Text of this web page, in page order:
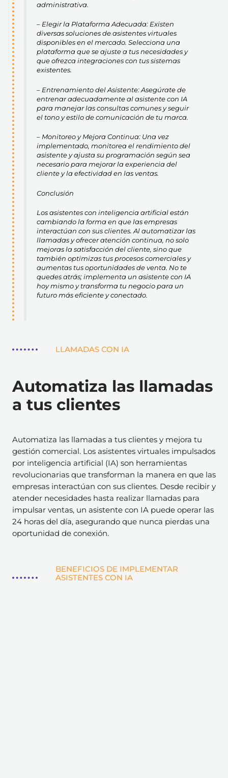
administrativa.
– Elegir la Plataforma Adecuada: Existen
diversas soluciones de asistentes virtuales
disponibles en el mercado. Selecciona una
plataforma que se ajuste a tus necesidades y
que ofrezca integraciones con tus sistemas
existentes.
– Entrenamiento del Asistente: Asegúrate de
entrenar adecuadamente al asistente con IA
para manejar las consultas comunes y seguir
el tono y estilo de comunicación de tu marca.
– Monitoreo y Mejora Continua: Una vez
implementado, monitorea el rendimiento del
asistente y ajusta su programación según sea
necesario para mejorar la experiencia del
cliente y la efectividad en las ventas.
Conclusión
Los asistentes con inteligencia artificial están
cambiando la forma en que las empresas
interactúan con sus clientes. Al automatizar las
llamadas y ofrecer atención continua, no solo
mejoras la satisfacción del cliente, sino que
también optimizas tus procesos comerciales y
aumentas tus oportunidades de venta. No te
quedes atrás; implementa un asistente con IA
hoy mismo y transforma tu negocio para un
futuro más eficiente y conectado.
LLAMADAS CON IA
Automatiza las llamadas
a tus clientes
Automatiza las llamadas a tus clientes y mejora tu
gestión comercial. Los asistentes virtuales impulsados
por inteligencia artificial (IA) son herramientas
revolucionarias que transforman la manera en que las
empresas interactúan con sus clientes. Desde recibir y
atender necesidades hasta realizar llamadas para
impulsar ventas, un asistente con IA puede operar las
24 horas del día, asegurando que nunca pierdas una
oportunidad de conexión.
BENEFICIOS DE IMPLEMENTAR
ASISTENTES CON IA